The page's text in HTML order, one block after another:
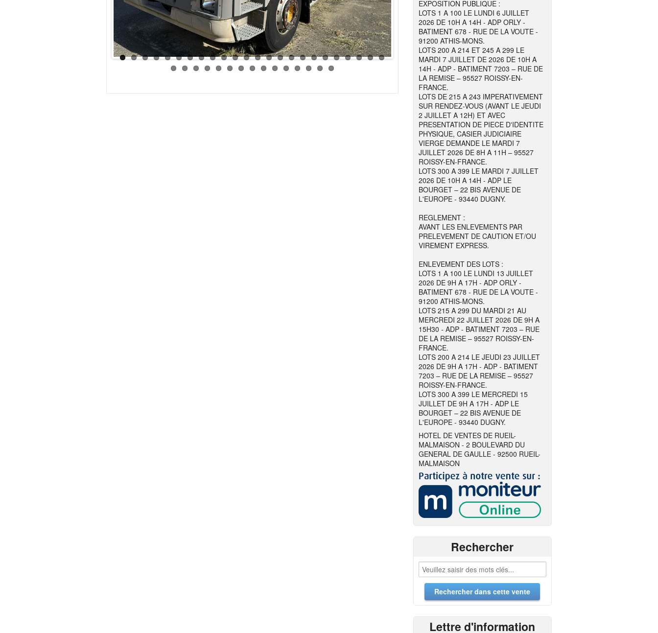
EXPOSITION PUBLIQUE :
LOTS 1 A 100 LE LUNDI 6 JUILLET
2026 DE 10H A 14H - ADP ORLY -
BATIMENT 678 - RUE DE LA VOUTE -
91200 ATHIS-MONS.
LOTS 200 A 214 ET 245 A 299 LE
MARDI 7 JUILLET DE 2026 DE 10H A
14H - ADP - BATIMENT 7203 – RUE DE
LA REMISE – 95527 ROISSY-EN-
FRANCE.
LOTS DE 215 A 243 IMPERATIVEMENT
SUR RENDEZ-VOUS (AVANT LE JEUDI
2 JUILLET A 12H) ET AVEC
PRESENTATION DE PIECE D'IDENTITE
PHYSIQUE, CASIER JUDICIAIRE
VIERGE DEMANDE LE MARDI 7
JUILLET 2026 DE 8H A 11H – 95527
ROISSY-EN-FRANCE.
LOTS 300 A 399 LE MARDI 7 JUILLET
2026 DE 10H A 14H - ADP LE
BOURGET – 22 BIS AVENUE DE
L'EUROPE - 93440 DUGNY.
REGLEMENT :
AVANT LES ENLEVEMENTS PAR
PRELEVEMENT DE CAUTION ET/OU
VIREMENT EXPRESS.
ENLEVEMENT DES LOTS :
LOTS 1 A 100 LE LUNDI 13 JUILLET
2026 DE 9H A 17H - ADP ORLY -
BATIMENT 678 - RUE DE LA VOUTE -
91200 ATHIS-MONS.
LOTS 215 A 299 DU MARDI 21 AU
MERCREDI 22 JUILLET 2026 DE 9H A
15H30 - ADP - BATIMENT 7203 – RUE
DE LA REMISE – 95527 ROISSY-EN-
FRANCE.
LOTS 200 A 214 LE JEUDI 23 JUILLET
2026 DE 9H A 17H - ADP - BATIMENT
7203 – RUE DE LA REMISE – 95527
ROISSY-EN-FRANCE.
LOTS 300 A 399 LE MERCREDI 15
JUILLET DE 9H A 17H - ADP LE
BOURGET – 22 BIS AVENUE DE
L'EUROPE - 93440 DUGNY.
HOTEL DE VENTES DE RUEIL-
MALMAISON - 2 BOULEVARD DU
GENERAL DE GAULLE - 92500 RUEIL-
MALMAISON
Rechercher
Lettre d'information